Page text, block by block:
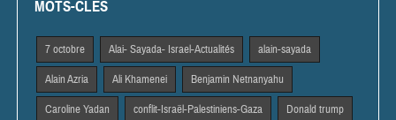
MOTS-CLES
7 octobre Alai- Sayada- Israel-Actualités alain-sayada
Alain Azria Ali Khamenei Benjamin Netnanyahu
Caroline Yadan conflit-Israël-Palestiniens-Gaza Donald trump